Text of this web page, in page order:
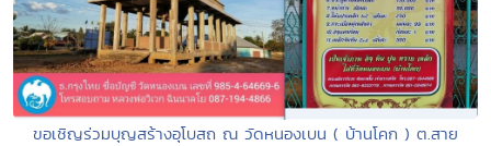
ขอเชิญร่วมบุญสร้างอุโบสถ ณ วัดหนองเบน ( บ้านโคก ) ต.สาย